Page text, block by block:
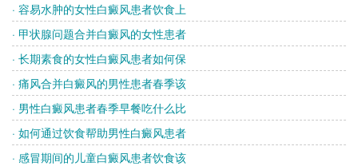
· 容易水肿的女性白癜风患者饮食上
· 甲状腺问题合并白癜风的女性患者
· 长期素食的女性白癜风患者如何保
· 痛风合并白癜风的男性患者春季该
· 男性白癜风患者春季早餐吃什么比
· 如何通过饮食帮助男性白癜风患者
· 感冒期间的儿童白癜风患者饮食该